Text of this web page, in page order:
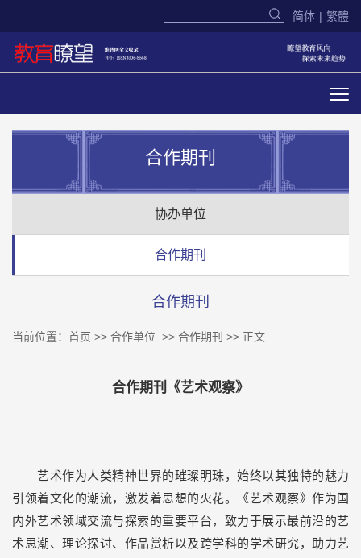
简体 | 繁體
合作期刊
协办单位
合作期刊
合作期刊
当前位置： 首页 >> 合作单位 >> 合作期刊 >> 正文
合作期刊《艺术观察》
艺术作为人类精神世界的璀璨明珠，始终以其独特的魅力
引领着文化的潮流，激发着思想的火花。《艺术观察》作为国
内外艺术领域交流与探索的重要平台，致力于展示最前沿的艺
术思潮、理论探讨、作品赏析以及跨学科的学术研究，助力艺